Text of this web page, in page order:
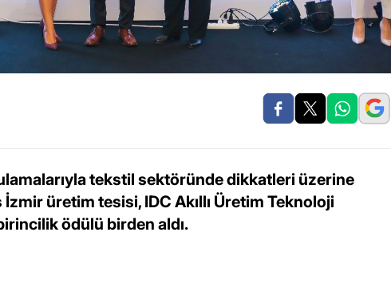
tekstil sektöründe dikkatleri üzerine
üretim tesisi, IDC Akıllı Üretim Teknoloji
ödülü birden aldı.